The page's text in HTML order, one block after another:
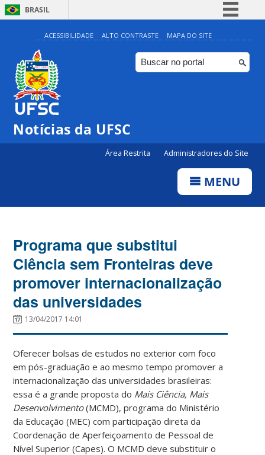
BRASIL
Simplifique!
Comunica BR
Participe
ACESSIBILIDADE ALTO CONTRASTE MAPA DO SITE
Notícias da UFSC
Área Restrita Administradores do Site
MENU
Programa que substitui
Ciência sem Fronteiras deve
promover internacionalização
das universidades
13/04/2017 14:01
Oferecer bolsas de estudos no exterior com foco
em pós-graduação e ao mesmo tempo promover a
internacionalização das universidades brasileiras:
essa é a grande proposta do Mais Ciência, Mais
Desenvolvimento(MCMD), programa do Ministério
da Educação (MEC) com participação direta da
Coordenação de Aperfeiçoamento de Pessoal de
Nível Superior (Capes). O MCMD deve substituir o